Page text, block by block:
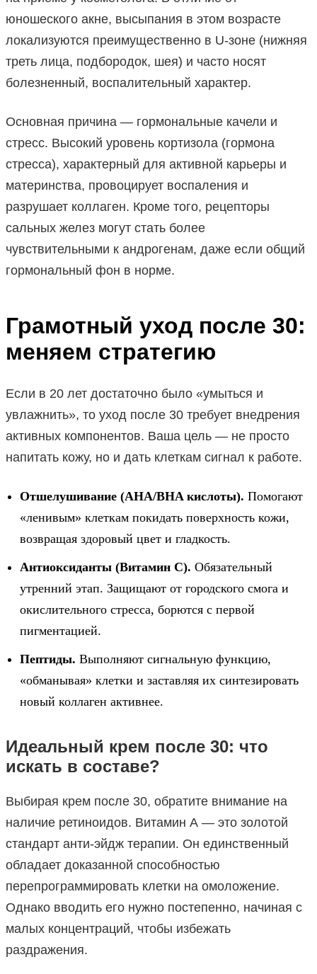
юношеского акне, высыпания в этом возрасте
локализуются преимущественно в U-зоне (нижняя
треть лица, подбородок, шея) и часто носят
болезненный, воспалительный характер.
Основная причина — гормональные качели и
стресс. Высокий уровень кортизола (гормона
стресса), характерный для активной карьеры и
материнства, провоцирует воспаления и
разрушает коллаген. Кроме того, рецепторы
сальных желез могут стать более
чувствительными к андрогенам, даже если общий
гормональный фон в норме.
Грамотный уход после 30:
меняем стратегию
Если в 20 лет достаточно было «умыться и
увлажнить», то уход после 30 требует внедрения
активных компонентов. Ваша цель — не просто
напитать кожу, но и дать клеткам сигнал к работе.
Отшелушивание (AHA/BHA кислоты). Помогают
«ленивым» клеткам покидать поверхность кожи,
возвращая здоровый цвет и гладкость.
Антиоксиданты (Витамин С). Обязательный
утренний этап. Защищают от городского смога и
окислительного стресса, борются с первой
пигментацией.
Пептиды. Выполняют сигнальную функцию,
«обманывая» клетки и заставляя их синтезировать
новый коллаген активнее.
Идеальный крем после 30: что
искать в составе?
Выбирая крем после 30, обратите внимание на
наличие ретиноидов. Витамин А — это золотой
стандарт анти-эйдж терапии. Он единственный
обладает доказанной способностью
перепрограммировать клетки на омоложение.
Однако вводить его нужно постепенно, начиная с
малых концентраций, чтобы избежать
раздражения.